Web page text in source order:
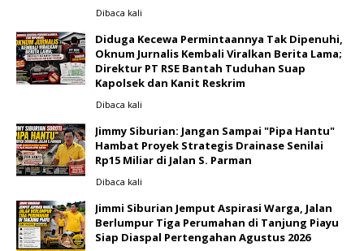
Dibaca kali
Diduga Kecewa Permintaannya Tak Dipenuhi,
Oknum Jurnalis Kembali Viralkan Berita Lama;
Direktur PT RSE Bantah Tuduhan Suap
Kapolsek dan Kanit Reskrim
Dibaca kali
Jimmy Siburian: Jangan Sampai "Pipa Hantu"
Hambat Proyek Strategis Drainase Senilai
Rp15 Miliar di Jalan S. Parman
Dibaca kali
Jimmi Siburian Jemput Aspirasi Warga, Jalan
Berlumpur Tiga Perumahan di Tanjung Piayu
Siap Diaspal Pertengahan Agustus 2026 ‎